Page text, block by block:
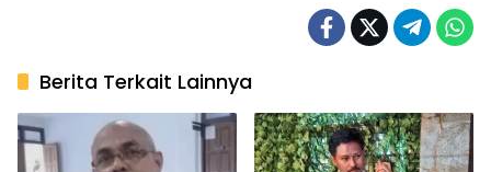
Berita Terkait Lainnya